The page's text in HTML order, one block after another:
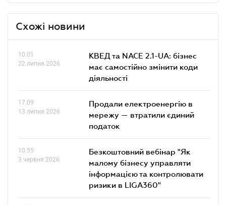
Схожі новини
10.01
22 липня 2026
КВЕД та NACE 2.1-UA: бізнес
має самостійно змінити коди
діяльності
17.09
13 липня 2026
Продали електроенергію в
мережу — втратили єдиний
податок
10.55
3 червня 2026
Безкоштовний вебінар "Як
малому бізнесу управляти
інформацією та контролювати
ризики в LIGA360"